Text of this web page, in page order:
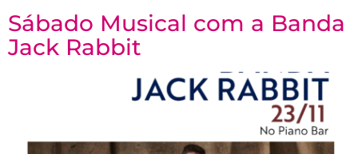
Sábado Musical com a Banda
Jack Rabbit